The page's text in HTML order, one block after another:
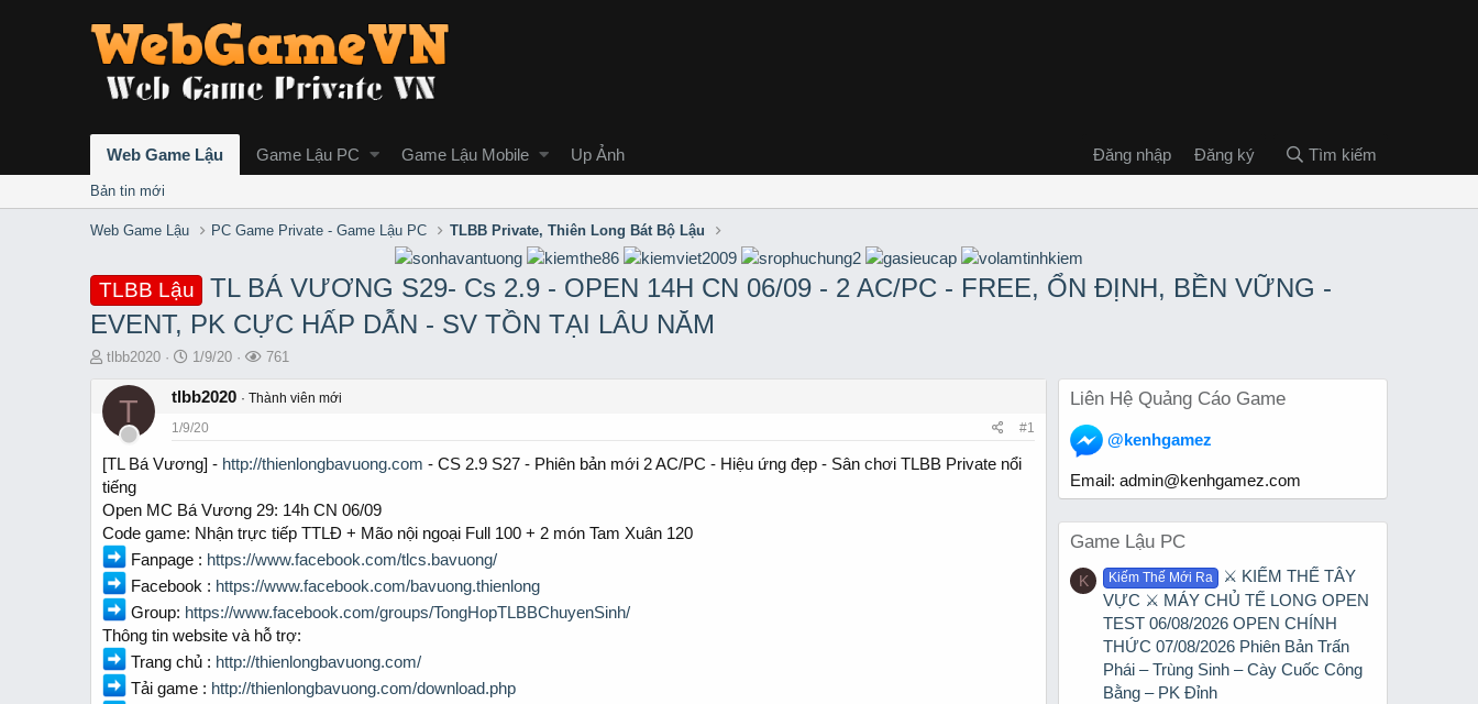
Web Game Lậu Game Lậu PC Game Lậu Mobile Up Ảnh Đăng nhập Đăng ký Tìm kiếm
Bản tin mới
Web Game Lậu PC Game Private - Game Lậu PC TLBB Private, Thiên Long Bát Bộ Lậu
TLBB Lậu
TL BÁ VƯƠNG S29- Cs 2.9 - OPEN 14H CN 06/09 - 2 AC/PC - FREE, ỔN ĐỊNH, BỀN VỮNG -
EVENT, PK CỰC HẤP DẪN - SV TỒN TẠI LÂU NĂM
T
r
a
d
s
t
a
r
t
e
r
tlbb2020
S
a
t
a
e
1/9/20
L
ợ
e
m
761
T tlbb2020
Thành viên mới
1/9/20
#1
[TL Bá Vương] - http://thienlongbavuong.com - CS 2.9 S27 - Phiên bản mới 2 AC/PC - Hiệu ứng đẹp - Sân chơi TLBB Private nổi
tiếng
Open MC Bá Vương 29: 14h CN 06/09
Code game: Nhận trực tiếp TTLĐ + Mão nội ngoại Full 100 + 2 món Tam Xuân 120
Fanpage : https://www.facebook.com/tlcs.bavuong/
Facebook : https://www.facebook.com/bavuong.thienlong
Group: https://www.facebook.com/groups/TongHopTLBBChuyenSinh/
Thông tin website và hỗ trợ:
Trang chủ : http://thienlongbavuong.com/
Tải game : http://thienlongbavuong.com/download.php
Liên Hệ Quảng Cáo Game
@kenhgamez
Email: admin@kenhgamez.com
Game Lậu PC
K Kiếm Thế Mới Ra
⚔️ KIẾM THẾ TÂY
VỰC ⚔️ MÁY CHỦ TẾ LONG OPEN
TEST 06/08/2026 OPEN CHÍNH
THỨC 07/08/2026 Phiên Bản Trấn
Phái – Trùng Sinh – Cày Cuốc Công
Bằng – PK Đỉnh